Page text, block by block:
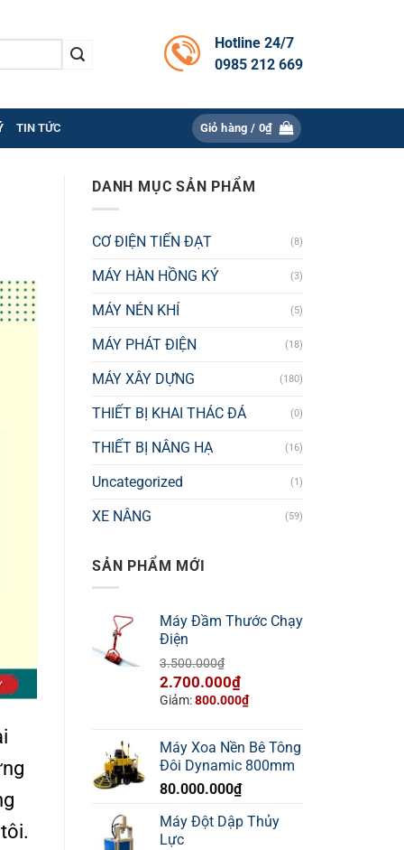
Hotline 24/7
0985 212 669
TIN TỨC Giỏ hàng / 0₫
DANH MỤC SẢN PHẨM
CƠ ĐIỆN TIẾN ĐẠT (8)
MÁY HÀN HỒNG KÝ (3)
MÁY NÉN KHÍ (5)
MÁY PHÁT ĐIỆN (18)
MÁY XÂY DỰNG (180)
THIẾT BỊ KHAI THÁC ĐÁ (0)
THIẾT BỊ NÂNG HẠ (16)
Uncategorized (1)
XE NÂNG (59)
SẢN PHẨM MỚI
Máy Đầm Thước Chạy
Điện
3.500.000₫
Giá
gốc
3.500.000₫.
2.700.000₫Giá
hiện
là:
2.700.000₫.
Giảm:800.000₫
Máy Xoa Nền Bê Tông
Đôi Dynamic 800mm
80.000.000₫
Máy Đột Dập Thủy
Lực